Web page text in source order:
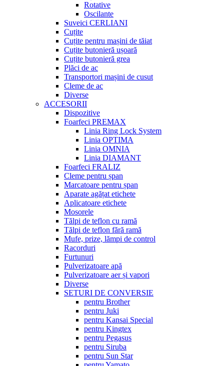
Rotative
Oscilante
Suveici CERLIANI
Cuțite
Cuțite pentru mașini de tăiat
Cuțite butonieră ușoară
Cuțite butonieră grea
Plăci de ac
Transportori mașini de cusut
Cleme de ac
Diverse
ACCESORII
Dispozitive
Foarfeci PREMAX
Linia Ring Lock System
Linia OPTIMA
Linia OMNIA
Linia DIAMANT
Foarfeci FRALIZ
Cleme pentru șpan
Marcatoare pentru șpan
Aparate agățat etichete
Aplicatoare etichete
Mosorele
Tălpi de teflon cu ramă
Tălpi de teflon fără ramă
Mufe, prize, lămpi de control
Racorduri
Furtunuri
Pulverizatoare apă
Pulverizatoare aer și vapori
Diverse
SETURI DE CONVERSIE
pentru Brother
pentru Juki
pentru Kansai Special
pentru Kingtex
pentru Pegasus
pentru Siruba
pentru Sun Star